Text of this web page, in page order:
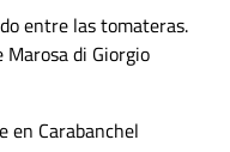
entre las tomateras.
Marosa di Giorgio
en Carabanchel